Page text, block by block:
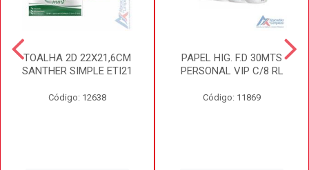
TOALHA 2D 22X21,6CM
SANTHER SIMPLE ETI21
Código: 12638
PAPEL HIG. F.D 30MTS
PERSONAL VIP C/8 RL
Código: 11869